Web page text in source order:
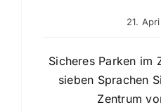
21.
Sicheres Parken im
sieben Sprachen
Zentrum